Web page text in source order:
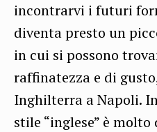
incontrarvi i futuri
diventa presto un
in cui si possono
raffinatezza e di
Inghilterra a Napoli.
stile “inglese” è